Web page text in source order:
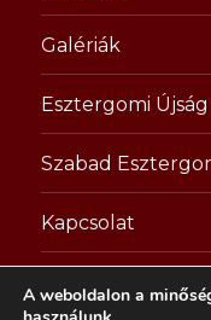
Galériák
Esztergomi Újság
Szabad
Kapcsolat
esztergom-anno.hu
A weboldalon a